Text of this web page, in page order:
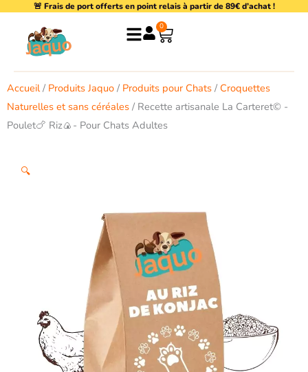
contenu
🚨 Frais de port offerts en point relais à partir de 89€ d’achat !
0
Panier
Accueil/ Produits Jaquo / Produits pour Chats / Croquettes
Naturelles et sans céréales / Recette artisanale La Carteret© -
Poulet🍗 Riz🍙- Pour Chats Adultes
🔍